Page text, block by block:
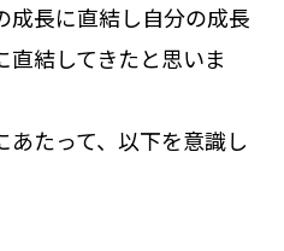
成長に直結し自分の成長
結してきたと思いま
たって、以下を意識し